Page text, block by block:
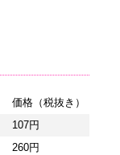
価格（税抜き）
107円
260円